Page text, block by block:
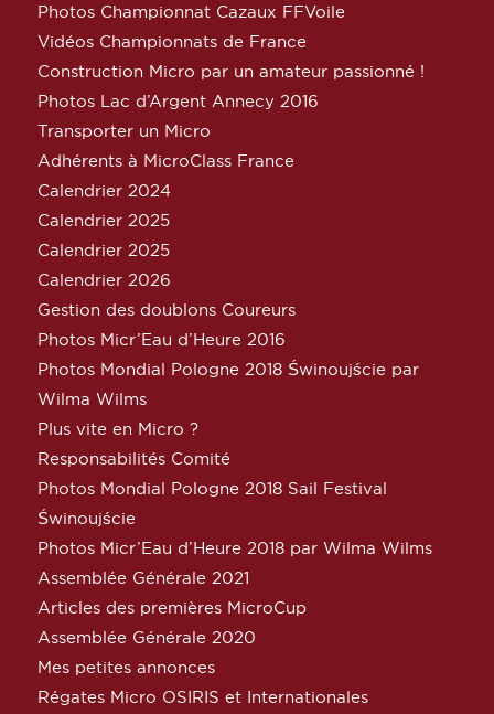
Photos Championnat Cazaux FFVoile
Vidéos Championnats de France
Construction Micro par un amateur passionné !
Photos Lac d’Argent Annecy 2016
Transporter un Micro
Adhérents à MicroClass France
Calendrier 2024
Calendrier 2025
Calendrier 2025
Calendrier 2026
Gestion des doublons Coureurs
Photos Micr’Eau d’Heure 2016
Photos Mondial Pologne 2018 Świnoujście par
Wilma Wilms
Plus vite en Micro ?
Responsabilités Comité
Photos Mondial Pologne 2018 Sail Festival
Świnoujście
Photos Micr’Eau d’Heure 2018 par Wilma Wilms
Assemblée Générale 2021
Articles des premières MicroCup
Assemblée Générale 2020
Mes petites annonces
Régates Micro OSIRIS et Internationales